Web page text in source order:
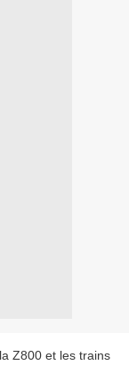
Z800 et les trains